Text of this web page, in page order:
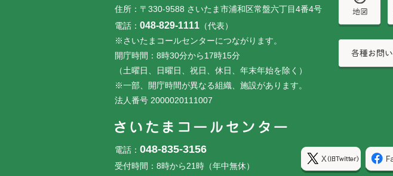
住所：〒330-9588 さいたま市浦和区常盤六丁目4番4号
電話： 048-829-1111 （代表）
※さいたまコールセンターにつながります。
開庁時間：8時30分から17時15分
（土曜日、日曜日、祝日、休日、年末年始を除く）
※一部、開庁時間が異なる組織、施設があります。
法人番号 2000020111007
電話： 048-835-3156
受付時間：8時から21時（年中無休）